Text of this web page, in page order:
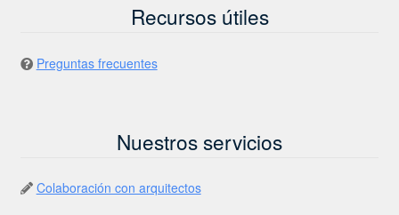
Recursos útiles
Preguntas frecuentes
Nuestros servicios
Colaboración con arquitectos